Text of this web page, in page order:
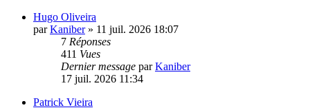
Hugo Oliveira
parKaniber» 11 juil. 2026 18:07
7 Réponses
411 Vues
Dernier message parKaniber
17 juil. 2026 11:34
Patrick Vieira